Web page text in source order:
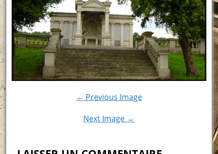
← Previous Image
Next Image →